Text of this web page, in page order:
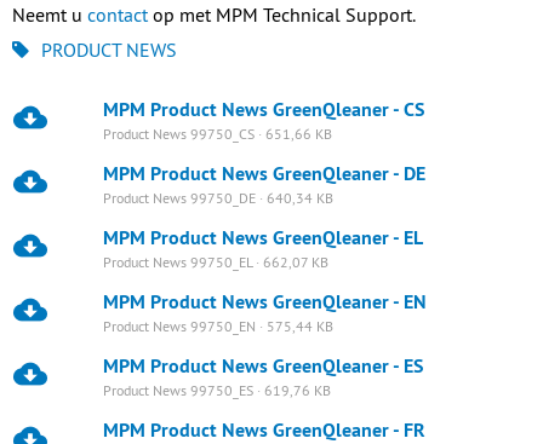
Neemt u contactop met MPM Technical Support.
PRODUCT NEWS
MPM Product News GreenQleaner - CS
Product News 99750_CS · 651,66 KB
MPM Product News GreenQleaner - DE
Product News 99750_DE · 640,34 KB
MPM Product News GreenQleaner - EL
Product News 99750_EL · 662,07 KB
MPM Product News GreenQleaner - EN
Product News 99750_EN · 575,44 KB
MPM Product News GreenQleaner - ES
Product News 99750_ES · 619,76 KB
MPM Product News GreenQleaner - FR